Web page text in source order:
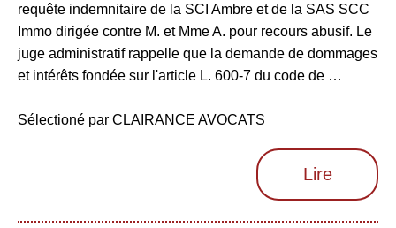
requête indemnitaire de la SCI Ambre et de la SAS SCC
Immo dirigée contre M. et Mme A. pour recours abusif. Le
juge administratif rappelle que la demande de dommages
et intérêts fondée sur l'article L. 600-7 du code de …
Sélectioné par CLAIRANCE AVOCATS
Lire